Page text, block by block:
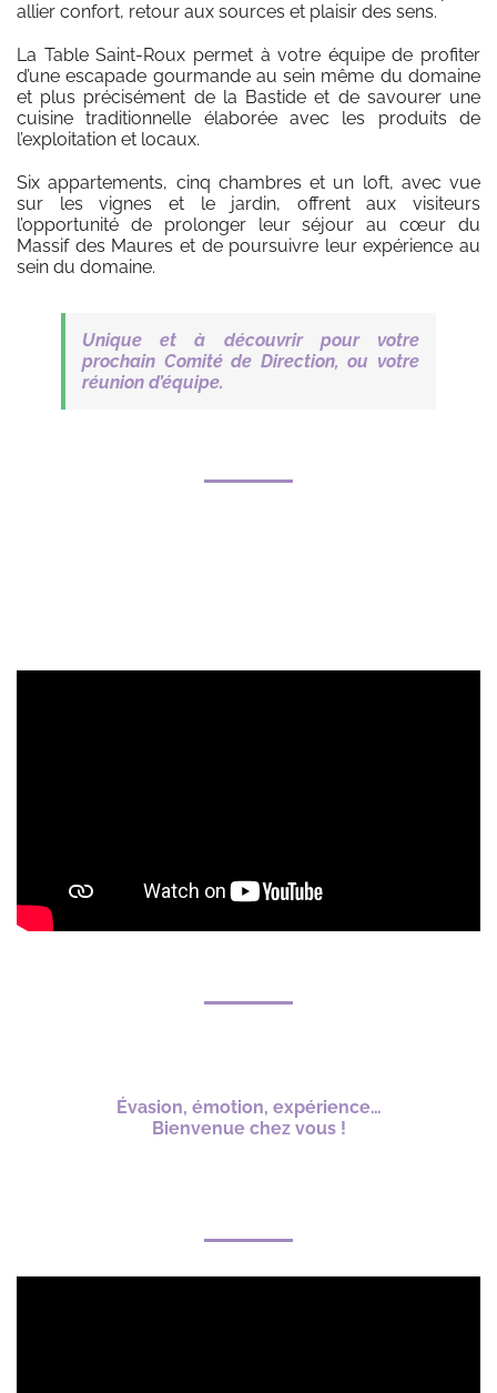
allier confort, retour aux sources et plaisir des sens.
La Table Saint-Roux permet à votre équipe de profiter
d’une escapade gourmande au sein même du domaine
et plus précisément de la Bastide et de savourer une
cuisine traditionnelle élaborée avec les produits de
l’exploitation et locaux.
Six appartements, cinq chambres et un loft, avec vue
sur les vignes et le jardin, offrent aux visiteurs
l’opportunité de prolonger leur séjour au cœur du
Massif des Maures et de poursuivre leur expérience au
sein du domaine.
Unique et à découvrir pour votre
prochain Comité de Direction, ou votre
réunion d’équipe.
Évasion, émotion, expérience…
Bienvenue chez vous !